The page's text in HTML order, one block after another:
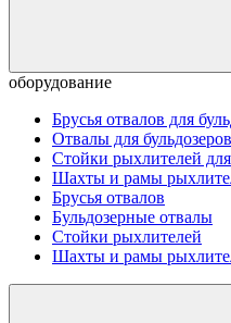
оборудование
Брусья отвалов для
Отвалы для бульдозеров
Стойки рыхлителей для
Шахты и рамы
Брусья отвалов
Бульдозерные отвалы
Стойки рыхлителей
Шахты и рамы